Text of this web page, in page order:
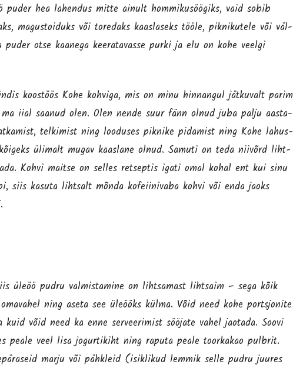
puder hea lahen­dus mit­te ainult hom­mi­ku­söö­giks, vaid sobib
magus­toid­uks või tore­daks kaas­la­seks töö­le, pik­ni­ku­te­le või väl­
otse kaa­ne­ga kee­ra­ta­vas­se pur­ki ja elu on kohe veel­gi
koos­töös Kohe koh­vi­ga, mis on minu hin­nan­gul jät­ku­valt parim
iial saa­nud olen. Olen nen­de suur fänn olnud juba pal­ju aas­ta­
tel­ki­mist ning loo­duses pik­ni­ke pida­mist ning Kohe lahus­
üli­malt mugav kaas­la­ne olnud. Samu­ti on teda nii­võrd liht­
Koh­vi mait­se on sel­les ret­sep­tis iga­ti omal kohal ent kui sinu
siis kasu­ta liht­salt mõn­da kofeii­ni­va­ba koh­vi või enda jaoks
üle­öö pud­ru val­mis­ta­mi­ne on liht­sa­mast liht­saim – sega kõik
ning ase­ta see üle­ööks kül­ma. Võid need kohe ports­jo­ni­te
kuid võid need ka enne ser­vee­ri­mist söö­ja­te vahel jao­ta­da. Soo­vi
pea­le veel lisa jogur­ti­kiht ning rapu­ta pea­le toor­ka­kao pulb­rit.
mar­ju või pähk­leid (isik­li­kud lem­mik sel­le pud­ru juu­res